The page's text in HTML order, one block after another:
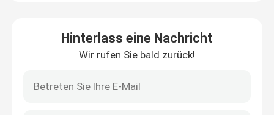
Bitte um ein Angebot
Hinterlass eine Nachricht
Wir rufen Sie bald zurück!